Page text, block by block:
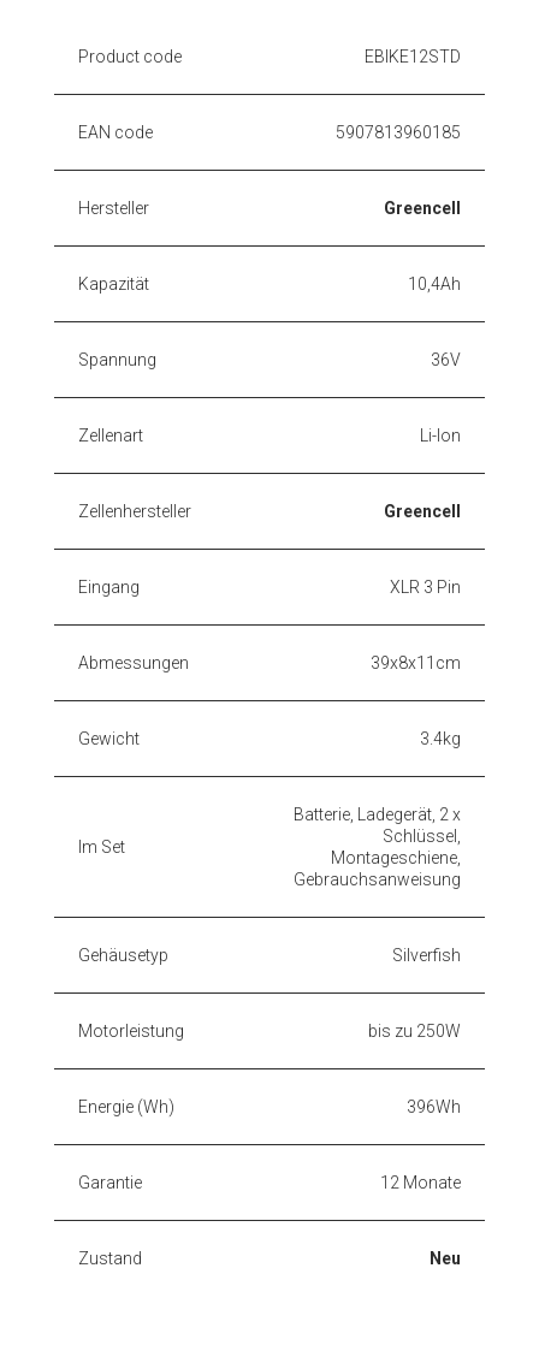
Product code EBIKE12STD
EAN code 5907813960185
Hersteller Greencell
Kapazität 10,4Ah
Spannung 36V
Zellenart Li-Ion
Zellenhersteller Greencell
Eingang XLR 3 Pin
Abmessungen 39x8x11cm
Gewicht 3.4kg
Im Set
Batterie, Ladegerät, 2 x
Schlüssel,
Montageschiene,
Gebrauchsanweisung
Gehäusetyp Silverfish
Motorleistung bis zu 250W
Energie (Wh) 396Wh
Garantie 12 Monate
Zustand Neu